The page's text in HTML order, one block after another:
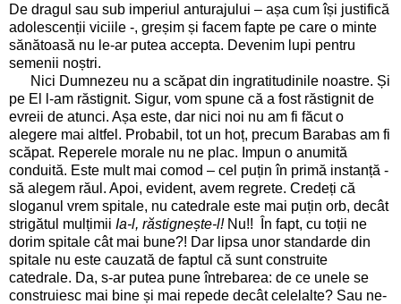
De dragul sau sub imperiul anturajului – așa cum își justifică
adolescenții viciile -, greșim și facem fapte pe care o minte
sănătoasă nu le-ar putea accepta. Devenim lupi pentru
semenii noștri.
Nici Dumnezeu nu a scăpat din ingratitudinile noastre. Și
pe El l-am răstignit. Sigur, vom spune că a fost răstignit de
evreii de atunci. Așa este, dar nici noi nu am fi făcut o
alegere mai altfel. Probabil, tot un hoț, precum Barabas am fi
scăpat. Reperele morale nu ne plac. Impun o anumită
conduită. Este mult mai comod – cel puțin în primă instanță -
să alegem răul. Apoi, evident, avem regrete. Credeți că
sloganul vrem spitale, nu catedrale este mai puțin orb, decât
strigătul mulțimii Ia-l, răstignește-l! Nu!! În fapt, cu toții ne
dorim spitale cât mai bune?! Dar lipsa unor standarde din
spitale nu este cauzată de faptul că sunt construite
catedrale. Da, s-ar putea pune întrebarea: de ce unele se
construiesc mai bine și mai repede decât celelalte? Sau ne-